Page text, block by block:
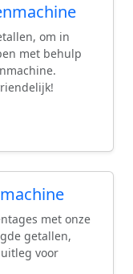
om in
met behulp
met onze
getallen,
voor